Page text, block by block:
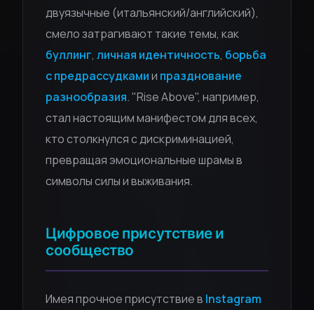
двуязычные (итальянский/английский),
смело затрагивают такие темы, как
буллинг, личная идентичность, борьба
с предрассудкамии празднование
разнообразия. "Rise Above", например,
стал настоящим манифестом для всех,
кто столкнулся с дискриминацией,
превращая эмоциональные шрамы в
символы силы и выживания.
Цифровое присутствие и
сообщество
Имея прочное присутствие в Instagram